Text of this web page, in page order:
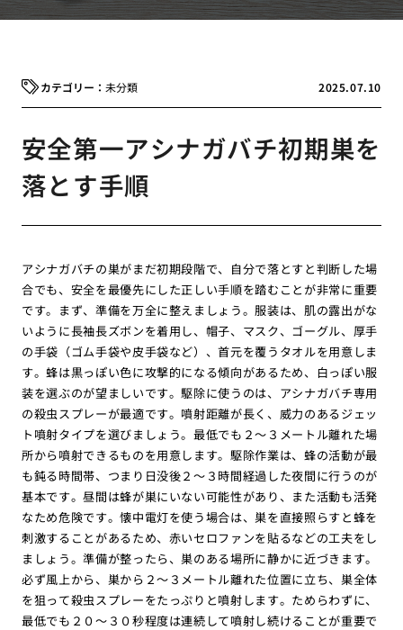
2025.07.10
未分類
安全第一アシナガバチ初期巣を
落とす手順
アシナガバチの巣がまだ初期段階で、自分で落とすと判断した場
合でも、安全を最優先にした正しい手順を踏むことが非常に重要
です。まず、準備を万全に整えましょう。服装は、肌の露出がな
いように長袖長ズボンを着用し、帽子、マスク、ゴーグル、厚手
の手袋（ゴム手袋や皮手袋など）、首元を覆うタオルを用意しま
す。蜂は黒っぽい色に攻撃的になる傾向があるため、白っぽい服
装を選ぶのが望ましいです。駆除に使うのは、アシナガバチ専用
の殺虫スプレーが最適です。噴射距離が長く、威力のあるジェッ
ト噴射タイプを選びましょう。最低でも２〜３メートル離れた場
所から噴射できるものを用意します。駆除作業は、蜂の活動が最
も鈍る時間帯、つまり日没後２〜３時間経過した夜間に行うのが
基本です。昼間は蜂が巣にいない可能性があり、また活動も活発
なため危険です。懐中電灯を使う場合は、巣を直接照らすと蜂を
刺激することがあるため、赤いセロファンを貼るなどの工夫をし
ましょう。準備が整ったら、巣のある場所に静かに近づきます。
必ず風上から、巣から２〜３メートル離れた位置に立ち、巣全体
を狙って殺虫スプレーをたっぷりと噴射します。ためらわずに、
最低でも２０〜３０秒程度は連続して噴射し続けることが重要で